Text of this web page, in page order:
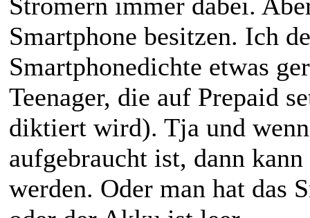
Smartphone besitzen. Ich
Smartphonedichte etwas
Teenager, die auf Prepaid
diktiert wird). Tja und
aufgebraucht ist, dann
werden. Oder man hat das